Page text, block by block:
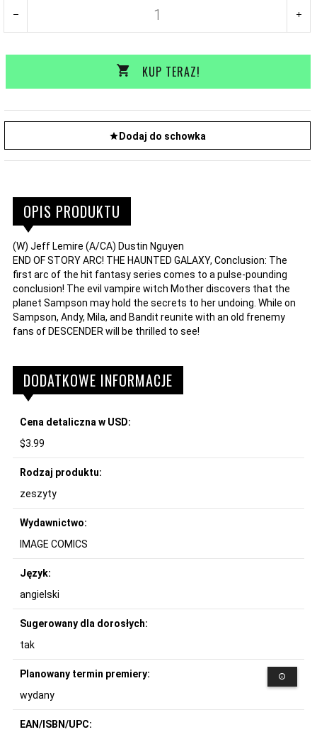
KUP TERAZ!
Dodaj do schowka
OPIS PRODUKTU
(W) Jeff Lemire (A/CA) Dustin Nguyen
END OF STORY ARC! THE HAUNTED GALAXY, Conclusion: The
first arc of the hit fantasy series comes to a pulse-pounding
conclusion! The evil vampire witch Mother discovers that the
planet Sampson may hold the secrets to her undoing. While on
Sampson, Andy, Mila, and Bandit reunite with an old frenemy
fans of DESCENDER will be thrilled to see!
DODATKOWE INFORMACJE
Cena detaliczna w USD:
$3.99
Rodzaj produktu:
zeszyty
Wydawnictwo:
IMAGE COMICS
Język:
angielski
Sugerowany dla dorosłych:
tak
Planowany termin premiery:
wydany
EAN/ISBN/UPC: